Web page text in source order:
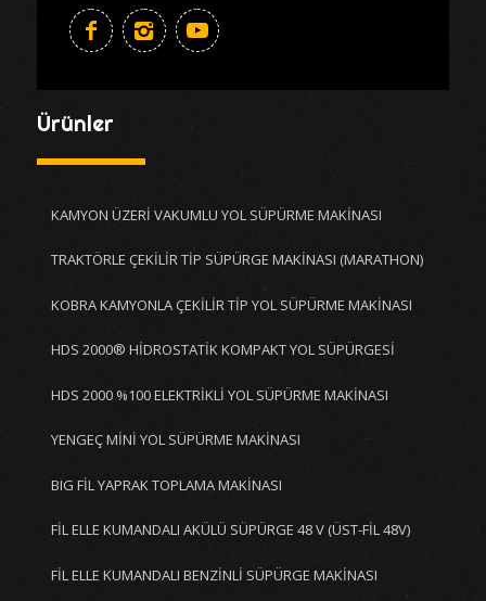
Ürünler
KAMYON ÜZERİ VAKUMLU YOL SÜPÜRME MAKİNASI
TRAKTÖRLE ÇEKİLİR TİP SÜPÜRGE MAKİNASI (MARATHON)
KOBRA KAMYONLA ÇEKİLİR TİP YOL SÜPÜRME MAKİNASI
HDS 2000® HİDROSTATİK KOMPAKT YOL SÜPÜRGESİ
HDS 2000 %100 ELEKTRİKLİ YOL SÜPÜRME MAKİNASI
YENGEÇ MİNİ YOL SÜPÜRME MAKİNASI
BIG FİL YAPRAK TOPLAMA MAKİNASI
FİL ELLE KUMANDALI AKÜLÜ SÜPÜRGE 48 V (ÜST-FİL 48V)
FİL ELLE KUMANDALI BENZİNLİ SÜPÜRGE MAKİNASI